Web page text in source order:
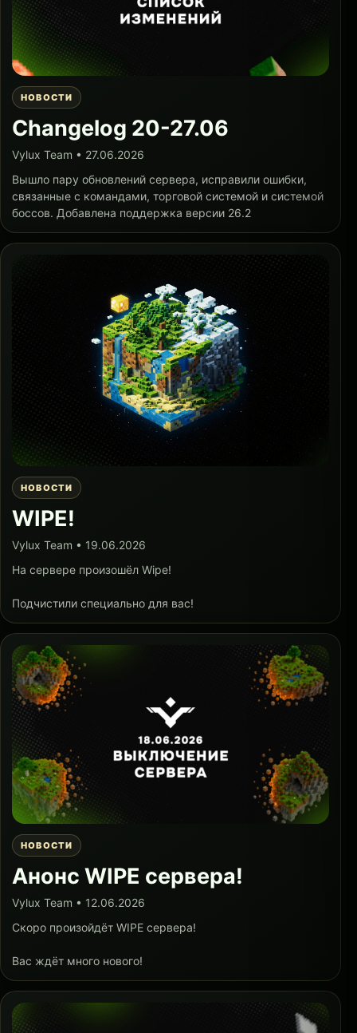
НОВОСТИ
Changelog 20-27.06
Vylux Team • 27.06.2026
Вышло пару обновлений сервера, исправили ошибки,
связанные с командами, торговой системой и системой
боссов. Добавлена поддержка версии 26.2
НОВОСТИ
WIPE!
Vylux Team • 19.06.2026
На сервере произошёл Wipe!
Подчистили специально для вас!
НОВОСТИ
Анонс WIPE сервера!
Vylux Team • 12.06.2026
Скоро произойдёт WIPE сервера!
Вас ждёт много нового!